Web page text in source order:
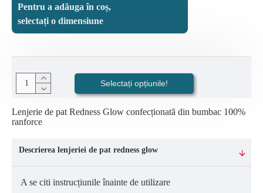
Pentru a adăuga în coș,
selectați o dimensiune
Selectați opțiunile!
Lenjerie de pat Redness Glow confecționată din bumbac 100%
ranforce
Descrierea lenjeriei de pat redness glow
A se citi instrucțiunile înainte de utilizare